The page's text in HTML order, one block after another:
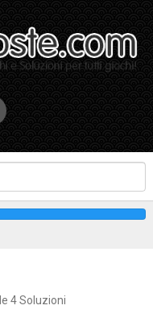
4 Soluzioni